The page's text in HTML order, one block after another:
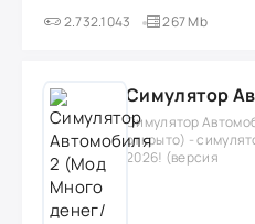
2.732.1043 267 Mb
Симулятор
открыто) -
2026! (версия